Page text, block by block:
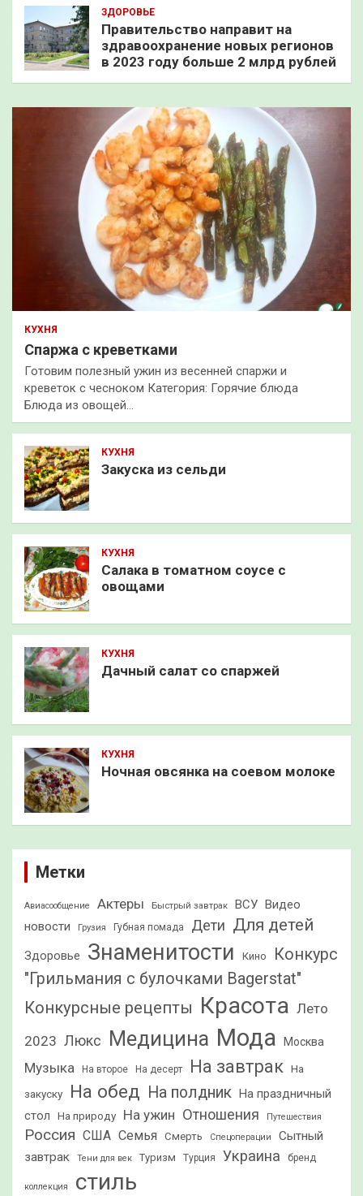
ЗДОРОВЬЕ
Правительство направит на
здравоохранение новых регионов
в 2023 году больше 2 млрд рублей
КУХНЯ
Спаржа с креветками
Готовим полезный ужин из весенней спаржи и
креветок с чесноком Категория: Горячие блюда
Блюда из овощей…
КУХНЯ
Закуска из сельди
КУХНЯ
Салака в томатном соусе с
овощами
КУХНЯ
Дачный салат со спаржей
КУХНЯ
Ночная овсянка на соевом молоке
Метки
Авиасообщение Актеры Быстрый завтрак ВСУ Видео
новости
Грузия Губная помада Дети Для детей
Здоровье Знаменитости Кино
Конкурс
"Грильмания с булочками Bagerstat"
Конкурсные рецепты Красота Лето
2023 Люкс Медицина Мода Москва
Музыка На второе На десерт На завтрак На
закуску На обед На полдник На праздничный
стол
На природу На ужин Отношения Путешествия
Россия США Семья Смерть Спецоперации
Сытный
завтрак
Тени для век Туризм Турция Украина бренд
коллекция стиль